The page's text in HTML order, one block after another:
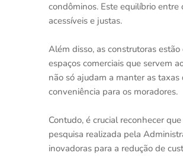
condôminos. Este equilíbrio
acessíveis e justas.
Além disso, as construtoras
espaços comerciais que servem
não só ajudam a manter as
conveniência para os moradores.
Contudo, é crucial reconhecer
pesquisa realizada pela
inovadoras para a redução de